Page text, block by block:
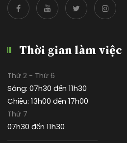
Thời gian làm việc
Thứ 2 - Thứ 6
Sáng: 07h30 đến 11h30
Chiều: 13h00 đến 17h00
Thứ 7
07h30 đến 11h30